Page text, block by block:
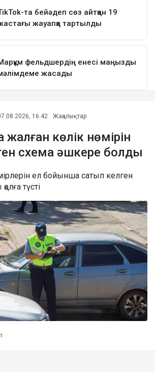
16:42 Жаңалықтар
жалған көлік нөмірін
схема әшкере болды
ел бойынша сатып келген
түсті